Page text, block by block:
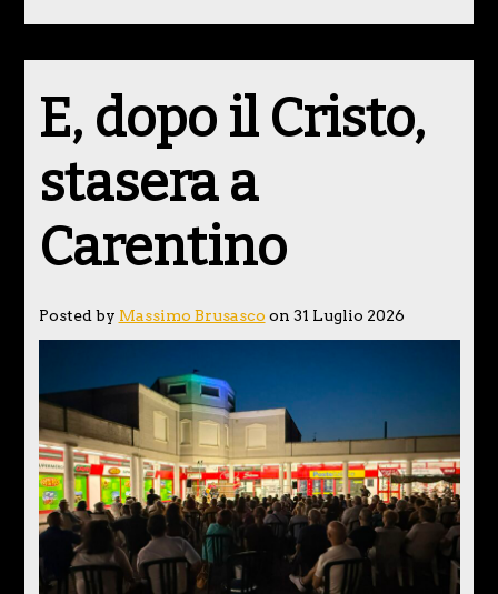
E, dopo il Cristo,
stasera a
Carentino
Posted by Massimo Brusasco on 31 Luglio 2026